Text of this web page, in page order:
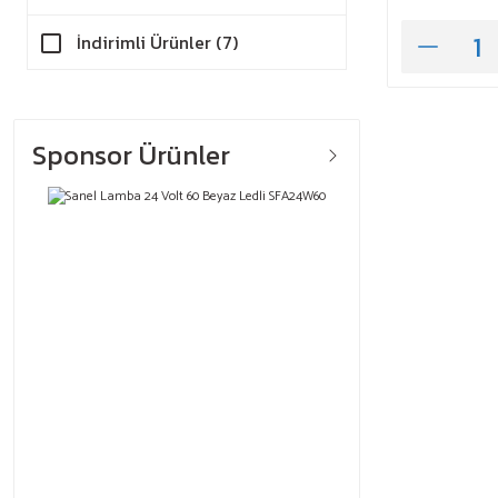
İndirimli Ürünler (7)
Sponsor Ürünler